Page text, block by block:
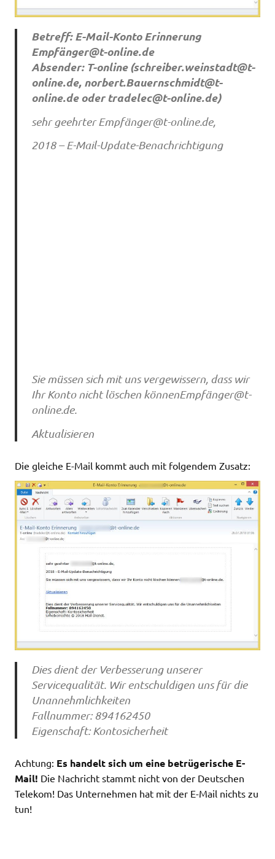
Betreff: E-Mail-Konto Erinnerung
Empfänger@t-online.de
Absender: T-online (schreiber.weinstadt@t-
online.de, norbert.Bauernschmidt@t-
online.deoder tradelec@t-online.de)
sehr geehrter Empfänger@t-online.de,
2018 – E-Mail-Update-Benachrichtigung
Sie müssen sich mit uns vergewissern, dass wir
Ihr Konto nicht löschen könnenEmpfänger@t-
online.de.
Aktualisieren
Die gleiche E-Mail kommt auch mit folgendem Zusatz:
Dies dient der Verbesserung unserer
Servicequalität. Wir entschuldigen uns für die
Unannehmlichkeiten
Fallnummer: 894162450
Eigenschaft: Kontosicherheit
Achtung: Es handelt sich um eine betrügerische E-
Mail! Die Nachricht stammt nicht von der Deutschen
Telekom! Das Unternehmen hat mit der E-Mail nichts zu
tun!